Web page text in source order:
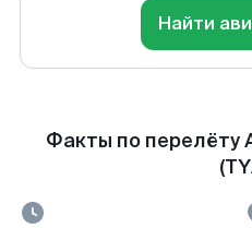
Найти
Факты по перелёту